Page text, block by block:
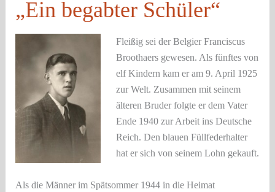
„Ein begabter Schüler“
Fleißig sei der Belgier Franciscus
Broothaers gewesen. Als fünftes von
elf Kindern kam er am 9. April 1925
zur Welt. Zusammen mit seinem
älteren Bruder folgte er dem Vater
Ende 1940 zur Arbeit ins Deutsche
Reich. Den blauen Füllfederhalter
hat er sich von seinem Lohn gekauft.
Als die Männer im Spätsommer 1944 in die Heimat